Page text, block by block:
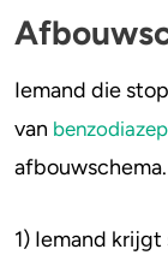
Iemand die
van
1) Iemand